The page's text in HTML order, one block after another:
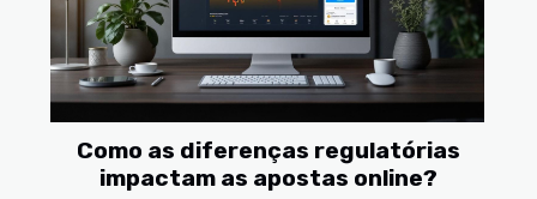
Como as diferenças regulatórias
impactam as apostas online?